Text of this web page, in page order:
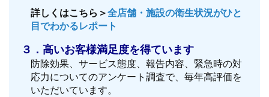
詳しくはこちら＞全店舗・施設の衛生状況がひと
目でわかるレポート
３．高いお客様満足度を得ています
防除効果、サービス態度、報告内容、緊急時の対
応力についてのアンケート調査で、毎年高評価を
いただいています。